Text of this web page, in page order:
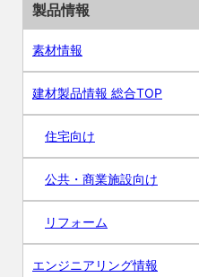
製品情報
素材情報
建材製品情報 総合TOP
住宅向け
公共・商業施設向け
リフォーム
エンジニアリング情報